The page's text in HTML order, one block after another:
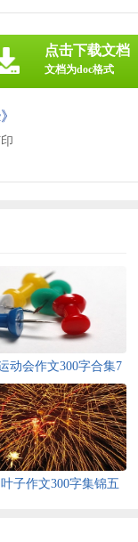
点击下载文档
文档为doc格式
动会作文300字合集7
篇
叶子作文300字集锦五